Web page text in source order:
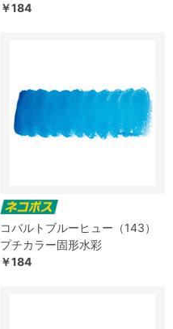
￥184
コバルトブルーヒュー（143）
プチカラー固形水彩
￥184